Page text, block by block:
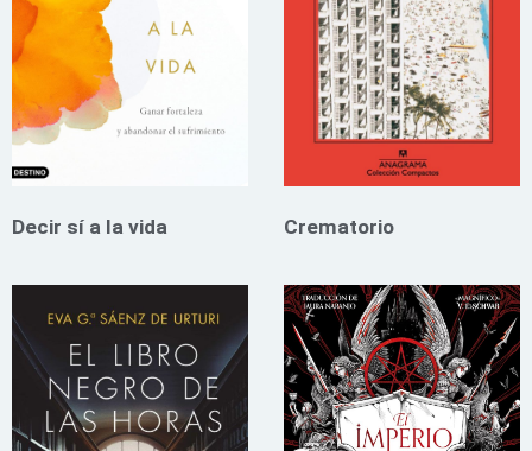
Decir sí a la vida Crematorio